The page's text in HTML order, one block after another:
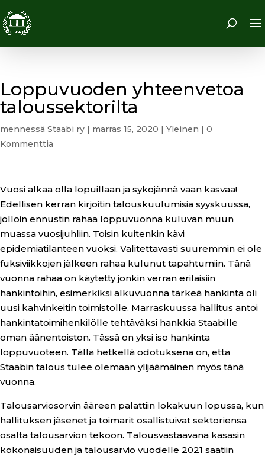
Loppuvuoden yhteenvetoa
taloussektorilta
mennessä Staabi ry | marras 15, 2020 | Yleinen | 0
Kommenttia
Vuosi alkaa olla lopuillaan ja sykojännä vaan kasvaa!
Edellisen kerran kirjoitin talouskuulumisia syyskuussa,
jolloin ennustin rahaa loppuvuonna kuluvan muun
muassa vuosijuhliin. Toisin kuitenkin kävi
epidemiatilanteen vuoksi. Valitettavasti suuremmin ei ole
fuksiviikkojen jälkeen rahaa kulunut tapahtumiin. Tänä
vuonna rahaa on käytetty jonkin verran erilaisiin
hankintoihin, esimerkiksi alkuvuonna tärkeä hankinta oli
uusi kahvinkeitin toimistolle. Marraskuussa hallitus antoi
hankintatoimihenkilölle tehtäväksi hankkia Staabille
oman äänentoiston. Tässä on yksi iso hankinta
loppuvuoteen. Tällä hetkellä odotuksena on, että
Staabin talous tulee olemaan ylijäämäinen myös tänä
vuonna.
Talousarviosorvin ääreen palattiin lokakuun lopussa, kun
hallituksen jäsenet ja toimarit osallistuivat sektoriensa
osalta talousarvion tekoon. Talousvastaavana kasasin
kokonaisuuden ja talousarvio vuodelle 2021 saatiin